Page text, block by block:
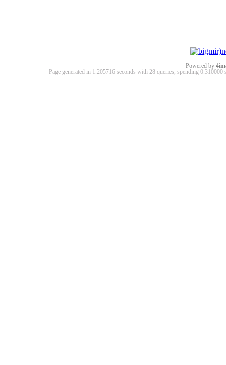
Powered by
Page generated in 1.205716 seconds with 28 queries, spending